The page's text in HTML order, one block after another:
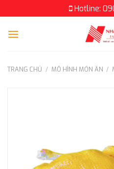
to
content
Hotline:
TRANG CHỦ / MÔ HÌNH MÓN ĂN /